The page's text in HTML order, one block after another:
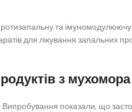
та імуномодулюючу
для лікування запальних
з мухомора
Випробування показали, що